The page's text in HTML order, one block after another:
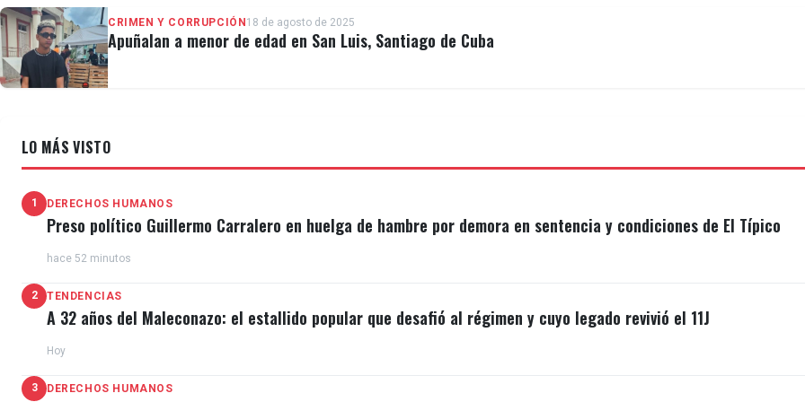
gasolina y cortaron los frenos.
El incidente se produjo un día después del secuestro de su jefe de seguridad,
CRIMEN Y CORRUPCIÓN18 de agosto de 2025
Apuñalan a menor de edad en San Luis, Santiago de Cuba
LO MÁS VISTO
1 DERECHOS HUMANOS
Preso político Guillermo Carralero en huelga de hambre por demora en sentencia y condiciones de El Típico
hace 52 minutos
2 TENDENCIAS
A 32 años del Maleconazo: el estallido popular que desafió al régimen y cuyo legado revivió el 11J
Hoy
3 DERECHOS HUMANOS